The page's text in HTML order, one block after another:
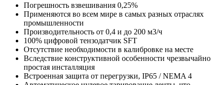
Погрешность взвешивания 0,25%
Применяются во всем мире в самых разных отраслях
промышленности
Производительность от 0,4 и до 200 м3/ч
100% цифровой тензодатчик SFT
Отсутствие необходимости в калибровке на месте
Вследствие конструктивной особенности чрезвычайно
простая инсталляция
Встроенная защита от перегрузки, IP65 / NEMA 4